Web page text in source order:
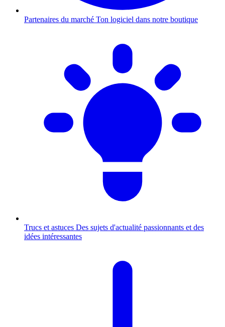
Partenaires du marché Ton logiciel dans notre boutique
Trucs et astuces Des sujets d'actualité passionnants et des
idées intéressantes